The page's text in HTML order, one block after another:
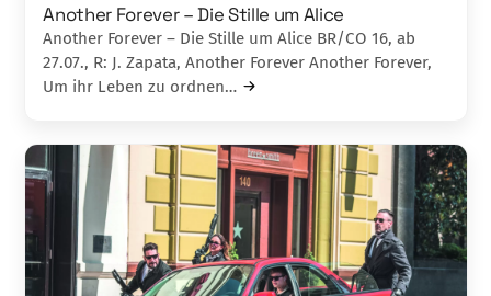
Another Forever – Die Stille um Alice
Another Forever – Die Stille um Alice BR/CO 16, ab
27.07., R: J. Zapata, Another Forever Another Forever,
Um ihr Leben zu ordnen…